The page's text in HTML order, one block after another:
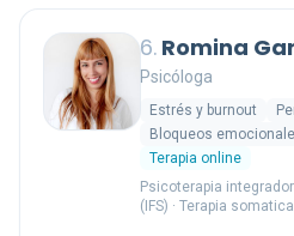
6. Romina
Psicóloga
Estrés y burnout
Bloqueos
Terapia online
Psicoterapia
(IFS) · Terapia